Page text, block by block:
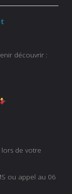
découvrir :
de votre
ou appel au 06